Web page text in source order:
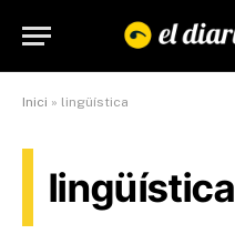
Inici » lingüística
lingüística